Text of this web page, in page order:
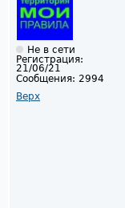
Не в сети
Регистрация:
21/06/21
Сообщения: 2994
Верх